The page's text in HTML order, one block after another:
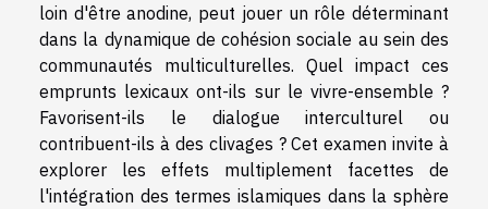
loin d'être anodine, peut jouer un rôle déterminant
dans la dynamique de cohésion sociale au sein des
communautés multiculturelles. Quel impact ces
emprunts lexicaux ont-ils sur le vivre-ensemble ?
Favorisent-ils le dialogue interculturel ou
contribuent-ils à des clivages ? Cet examen invite à
explorer les effets multiplement facettes de
l'intégration des termes islamiques dans la sphère